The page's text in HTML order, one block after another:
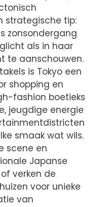
strategische tip:
zonsondergang
als in haar
te aanschouwen.
is Tokyo een
shopping en
fashion boetieks
jeugdige energie
smaak wat wils.
scene en
Japanse
verken de
voor unieke
van